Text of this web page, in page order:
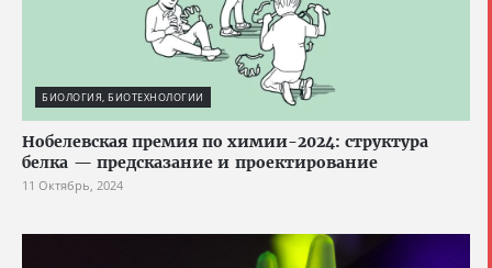
БИОЛОГИЯ, БИОТЕХНОЛОГИИ
Нобелевская премия по химии-2024: структура
белка — предсказание и проектирование
11 Октябрь, 2024